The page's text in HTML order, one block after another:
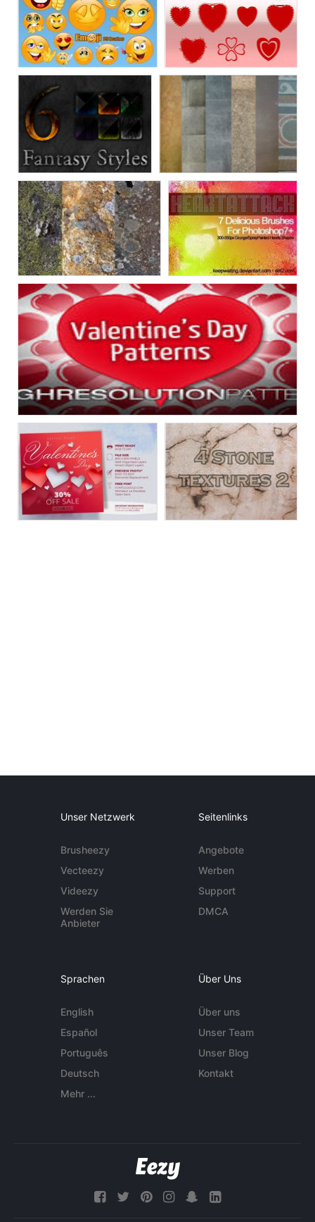
Unser Netzwerk
Brusheezy
Vecteezy
Videezy
Werden Sie
Anbieter
Seitenlinks
Angebote
Werben
Support
DMCA
Sprachen
English
Español
Português
Deutsch
Mehr ...
Über Uns
Über uns
Unser Team
Unser Blog
Kontakt